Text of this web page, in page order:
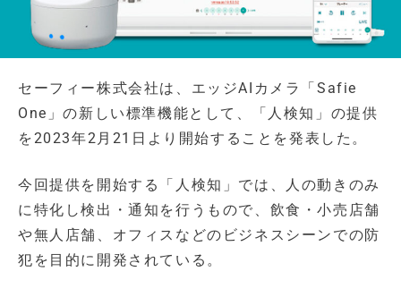
セーフィー株式会社は、エッジAIカメラ「Safie
One」の新しい標準機能として、「人検知」の提供
を2023年2月21日より開始することを発表した。
今回提供を開始する「人検知」では、人の動きのみ
に特化し検出・通知を行うもので、飲食・小売店舗
や無人店舗、オフィスなどのビジネスシーンでの防
犯を目的に開発されている。